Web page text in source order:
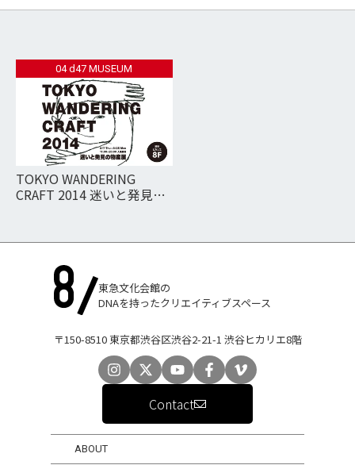
04 d47 MUSEUM
TOKYO WANDERING
CRAFT 2014 迷いと発見の
東急文化会館の
DNAを持ったクリエイティブスペース
〒150-8510 東京都渋谷区渋谷2-21-1 渋谷ヒカリエ8階
Contact
ABOUT